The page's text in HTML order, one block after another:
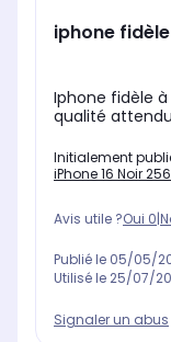
iphone
Iphone fidèle
qualité
Initialement
iPhone 16 Noir
Avis utile ?Oui 0|
Publié le 05/05/
Utilisé le 25/07/
Signaler un abus